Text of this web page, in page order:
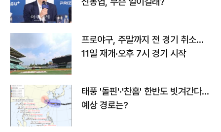
프로야구, 주말까지 전 경기 취소…
11일 재개·오후 7시 경기 시작
태풍 '돌핀'·'찬홈' 한반도 빗겨간다…
예상 경로는?